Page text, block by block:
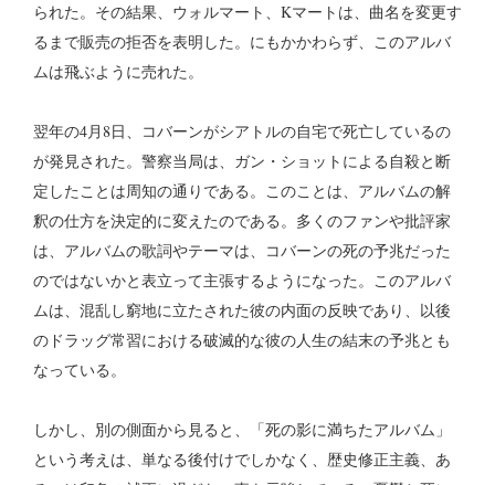
られた。その結果、ウォルマート、Kマートは、曲名を変更す
るまで販売の拒否を表明した。にもかかわらず、このアルバ
ムは飛ぶように売れた。
翌年の4月8日、コバーンがシアトルの自宅で死亡しているの
が発見された。警察当局は、ガン・ショットによる自殺と断
定したことは周知の通りである。このことは、アルバムの解
釈の仕方を決定的に変えたのである。多くのファンや批評家
は、アルバムの歌詞やテーマは、コバーンの死の予兆だった
のではないかと表立って主張するようになった。このアルバ
ムは、混乱し窮地に立たされた彼の内面の反映であり、以後
のドラッグ常習における破滅的な彼の人生の結末の予兆とも
なっている。
しかし、別の側面から見ると、「死の影に満ちたアルバム」
という考えは、単なる後付けでしかなく、歴史修正主義、あ